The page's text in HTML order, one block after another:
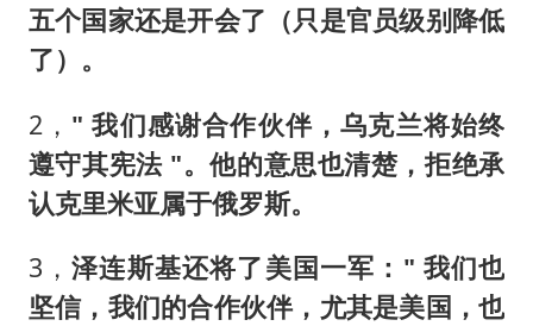
五个国家还是开会了（只是官员级别降低
了）。
2， " 我们感谢合作伙伴，乌克兰将始终
遵守其宪法 "。他的意思也清楚，拒绝承
认克里米亚属于俄罗斯。
3，泽连斯基还将了美国一军：" 我们也
坚信，我们的合作伙伴，尤其是美国，也